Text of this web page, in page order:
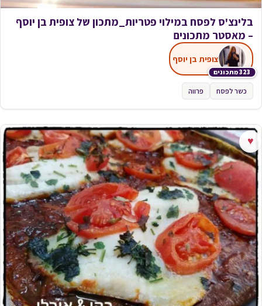
בלינצ'ס לפסח במילוי פטריות_מתכון של צופית בן יוסף
– מאסטר מתכונים
323 מתכונים
צופית בן יוסף
כשר לפסח פרווה
♥